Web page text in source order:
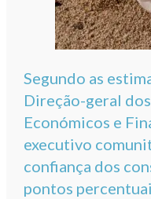
Segundo as
Direção-geral
Económicos e
executivo
confiança dos
pontos